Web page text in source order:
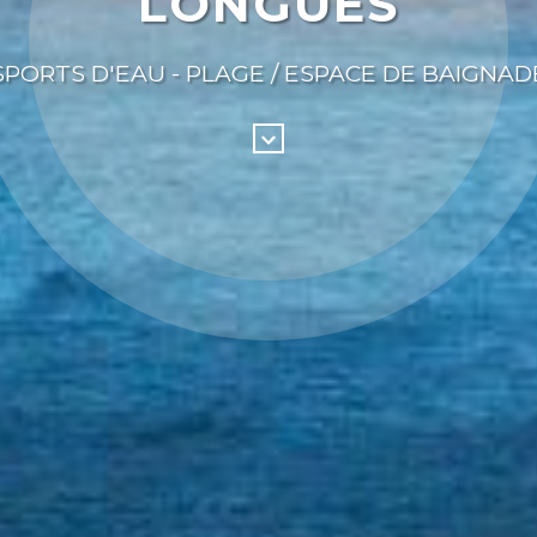
D'EAU - PLAGE / ESPACE DE